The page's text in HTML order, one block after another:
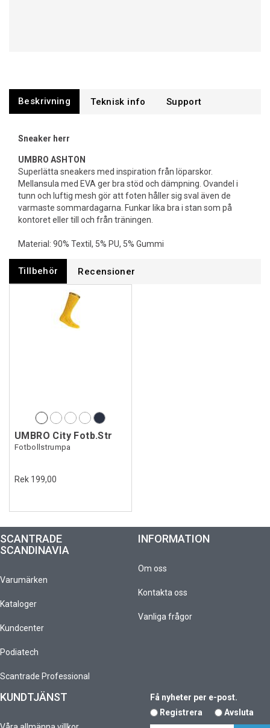
Beskrivning Support
Sneaker herr
UMBRO ASHTON
Superlätta sneakers med inspiration från löparskor.
Mellansula med EVA ger bra stöd och dämpning. Ovandel i
tunn och luftig mesh gör att foten håller sig sval även de
varmaste sommardagarna. Funkar lika bra i stan som på
kontoret eller till och från träningen.
Material: 90% Textil, 5% PU, 5% Gummi
Tillbehör Recensioner
UMBRO City Fotb.Str
Fotbollstrumpa
Rek 199,00
SCANTRADE
SCANDINAVIA
Varumärken
Kataloger
Kundcenter
Podiatech
Scantrade Professional
INFORMATION
Om oss
Kontakta oss
Vanliga frågor
KUNDTJÄNST
Få nyheter per e-post.
Registrera
Avsluta